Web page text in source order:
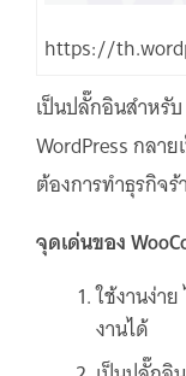
https://
เป็นปลั๊กอินสำหรับ
WordPress กลา
ต้องการทำธุรกิจ
จุดเด่นของ
ใช้งานง่า
งานได้